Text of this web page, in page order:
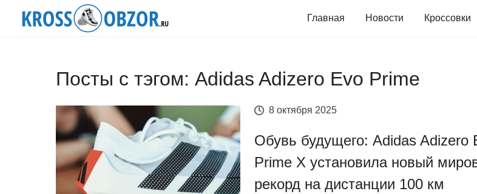
Главная Новости Кроссовки
Посты с тэгом: Adidas Adizero Evo Prime
8 октября 2025
Обувь будущего: Adidas Adizero
Prime X установила новый
рекорд на дистанции 100 км